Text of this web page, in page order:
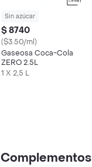
Sin azúcar
$ 8740
($3.50/ml)
Gaseosa Coca-Cola
ZERO 2.5L
1 X 2,5 L
Complementos